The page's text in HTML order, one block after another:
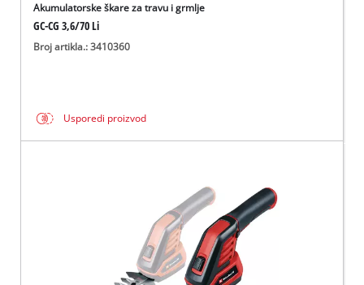
Akumulatorske škare za travu i grmlje
GC-CG 3,6/70 Li
Broj artikla.: 3410360
Usporedi proizvod